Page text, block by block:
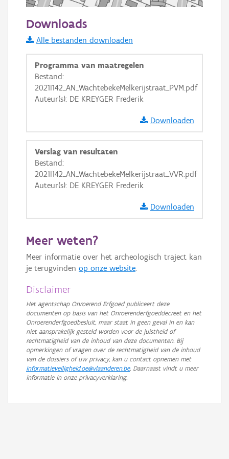
Informatie Vlaanderen
i
+ −
Basis Lagen
OSM-Basiskaart
GRB-Basiskaart
GRB-Basiskaart in grijswaarden
Downloads
Alle bestanden downloaden
Programma van maatregelen
Bestand:
2021I142_AN_WachtebekeMelkerijstraat_PVM.pdf
Auteur(s): DE KREYGER Frederik
Downloaden
Verslag van resultaten
Bestand:
2021I142_AN_WachtebekeMelkerijstraat_VVR.pdf
Auteur(s): DE KREYGER Frederik
Downloaden
Meer weten?
Meer informatie over het archeologisch traject kan
je terugvinden op onze website.
Disclaimer
Het agentschap Onroerend Erfgoed publiceert deze
documenten op basis van het Onroerenderfgoeddecreet en het
Onroerenderfgoedbesluit, maar staat in geen geval in en kan
niet aansprakelijk gesteld worden voor de juistheid of
rechtmatigheid van de inhoud van deze documenten. Bij
opmerkingen of vragen over de rechtmatigheid van de inhoud
van de dossiers of uw privacy, kan u contact opnemen met
informatieveiligheid.oe@vlaanderen.be. Daarnaast vindt u meer
informatie in onze privacyverklaring.